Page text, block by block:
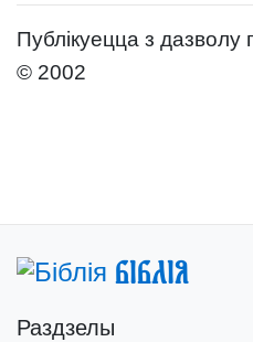
Публікуецца з дазволу
© 2002
Біблія
Раздзелы